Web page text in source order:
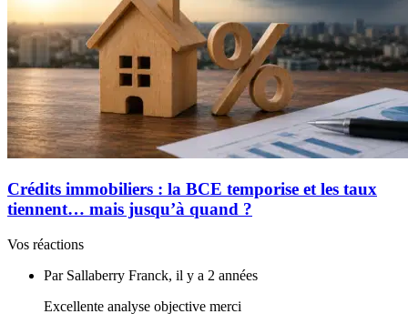
Crédits immobiliers : la BCE temporise et les taux
tiennent… mais jusqu’à quand ?
Vos réactions
Par Sallaberry Franck, il y a 2 années
Excellente analyse objective merci